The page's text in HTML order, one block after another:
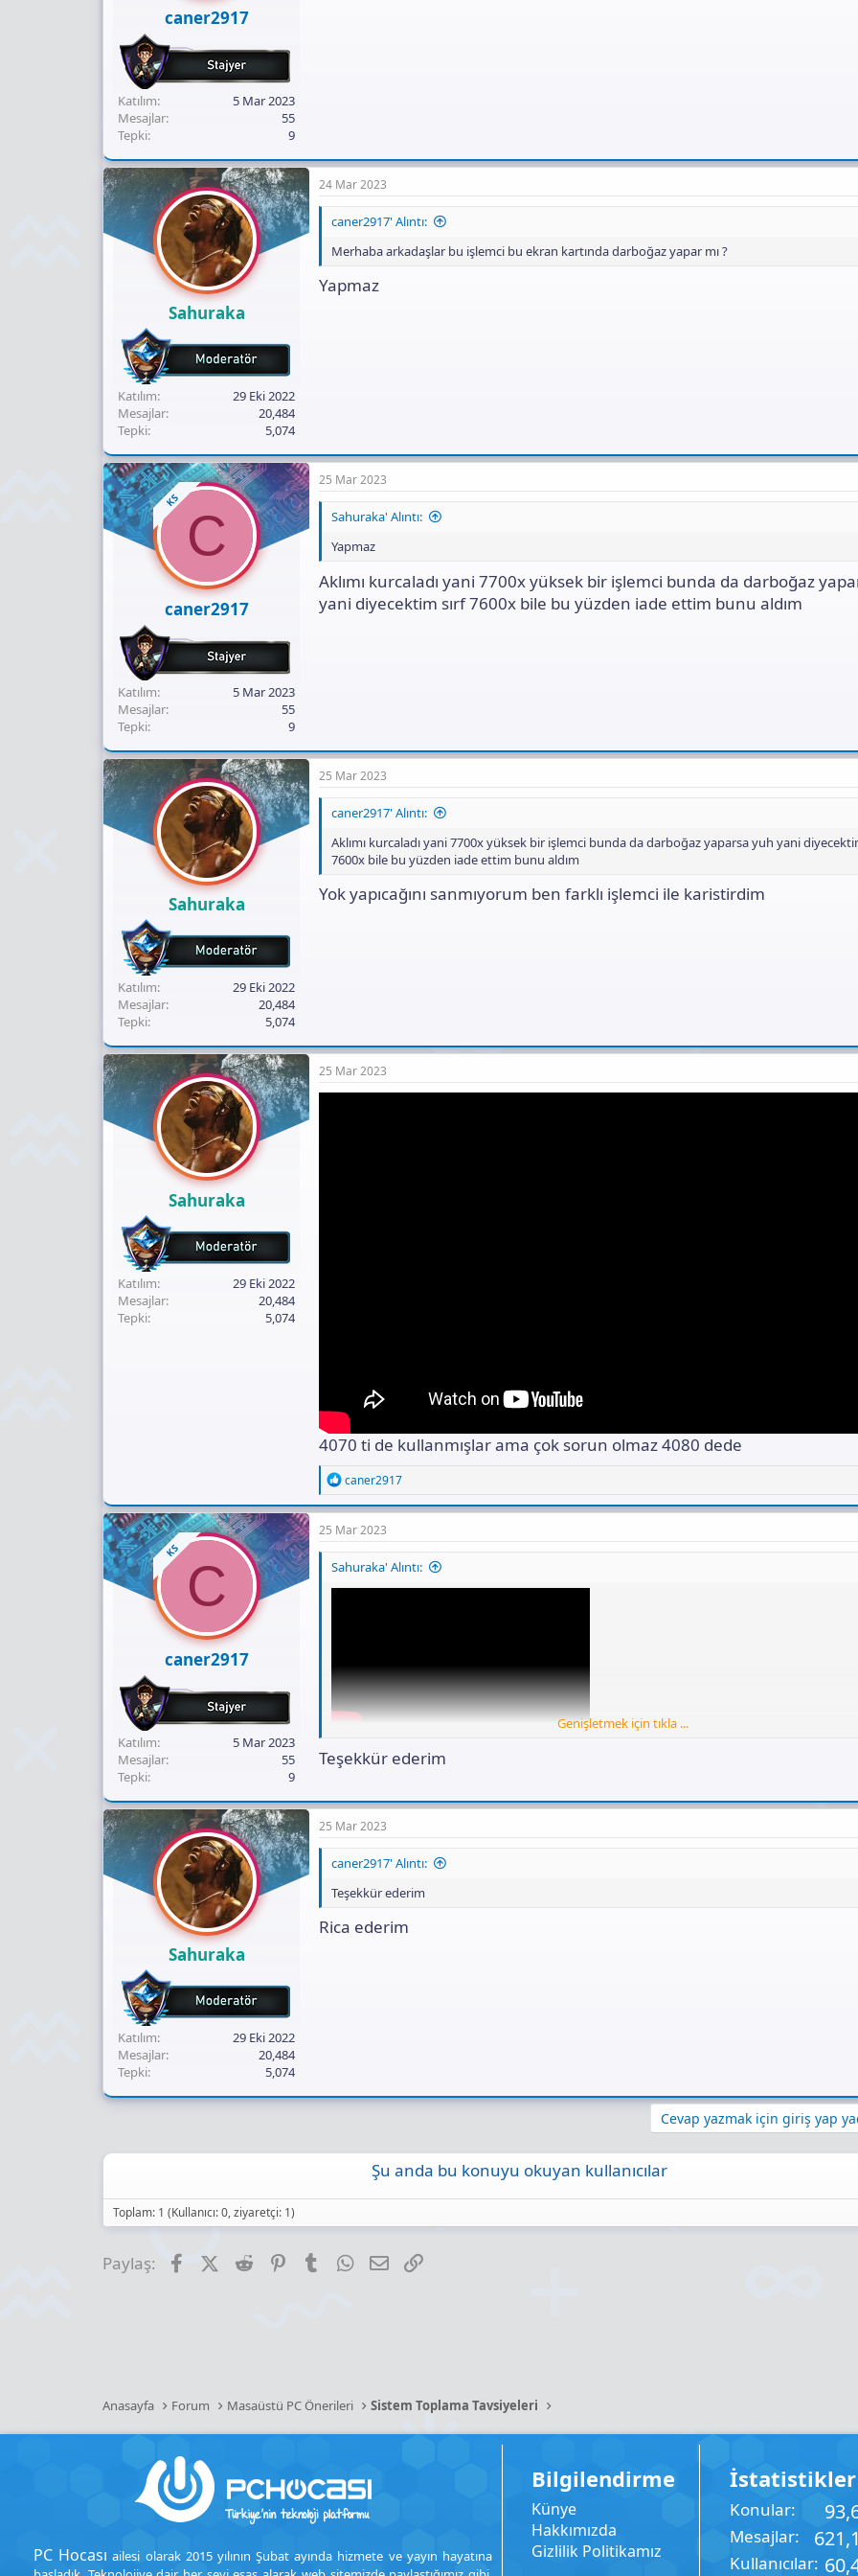
a
caner2917
Katılım
5 Mar 2023
Mesajlar
55
Tepki
9
Sahuraka
Katılım
29 Eki 2022
Mesajlar
20,484
Tepki
5,074
24 Mar 2023
caner2917' Alıntı:
Merhaba arkadaşlar bu işlemci bu ekran kartında darboğaz yapar mı ?
Yapmaz
KS
C
caner2917
Katılım
5 Mar 2023
Mesajlar
55
Tepki
9
25 Mar 2023
Sahuraka' Alıntı:
Yapmaz
Aklımı kurcaladı yani 7700x yüksek bir işlemci bunda da darboğaz
yani diyecektim sırf 7600x bile bu yüzden iade ettim bunu aldım
Sahuraka
Katılım
29 Eki 2022
Mesajlar
20,484
Tepki
5,074
25 Mar 2023
caner2917' Alıntı:
Aklımı kurcaladı yani 7700x yüksek bir işlemci bunda da darboğaz yaparsa yuh yani
7600x bile bu yüzden iade ettim bunu aldım
Yok yapıcağını sanmıyorum ben farklı işlemci ile karistirdim
Sahuraka
Katılım
29 Eki 2022
Mesajlar
20,484
Tepki
5,074
25 Mar 2023
4070 ti de kullanmışlar ama çok sorun olmaz 4080 dede
R
e
a
c
t
o
n
caner2917
KS
C
caner2917
Katılım
5 Mar 2023
Mesajlar
55
Tepki
9
25 Mar 2023
Sahuraka' Alıntı:
Genişletmek için tıkla ...
Teşekkür ederim
Sahuraka
Katılım
29 Eki 2022
Mesajlar
20,484
Tepki
5,074
25 Mar 2023
caner2917' Alıntı:
Teşekkür ederim
Rica ederim
Cevap yazmak için giriş yap
Şu anda bu konuyu okuyan kullanıcılar
Toplam: 1 (Kullanıcı: 0, ziyaretçi: 1)
Paylaş: FacebookX (Twitter)
Reddit PinterestTumblrWhatsApp
E-posta
Anasayfa Forum Masaüstü PC Önerileri Sistem Toplama Tavsiyeleri
PC Hocası ailesi olarak 2015 yılının Şubat ayında hizmete ve yayın hayatına
Bilgilendirme
Künye
Hakkımızda
Gizlilik Politikamız
İstatistikler
Konular
Mesajlar
Kullanıcılar